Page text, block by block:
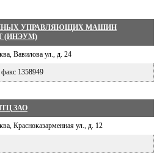
УПРАВЛЯЮЩИХ МАШИН
(ИНЭУМ)
Вавилова ул., д. 24
1358949
ЗАО
Красноказарменная ул., д. 12